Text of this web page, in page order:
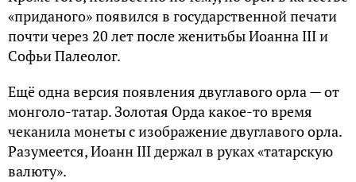
«приданого» появился в государственной печати
почти через 20 лет после женитьбы Иоанна III и
Софьи Палеолог.
Ещё одна версия появления двуглавого орла — от
монголо-татар. Золотая Орда какое-то время
чеканила монеты с изображение двуглавого орла.
Разумеется, Иоанн III держал в руках «татарскую
валюту».